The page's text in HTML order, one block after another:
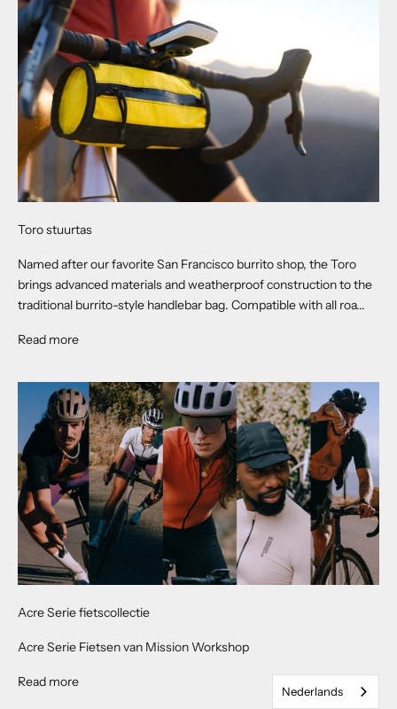
Toro stuurtas
Named after our favorite San Francisco burrito shop, the Toro
brings advanced materials and weatherproof construction to the
traditional burrito-style handlebar bag. Compatible with all roa...
Read moreAbout Toro Handlebar Bag
Acre Serie fietscollectie
Acre Serie Fietsen van Mission Workshop
Read moreAbout Acre Series Cycling Collection
Nederlands